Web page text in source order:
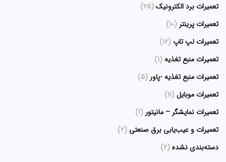
تعمیرات برد الکترونیک(25)
تعمیرات پرینتر (10)
تعمیرات لپ تاپ (12)
تعمیرات منبع تغذیه(1)
تعمیرات منبع تغذیه -پاور (5)
تعمیرات موبایل(11)
تعمیرات نمایشگر – مانیتور (1)
تعمیرات و عیب‌یابی برق صنعتی (2)
دسته‌بندی نشده(2)